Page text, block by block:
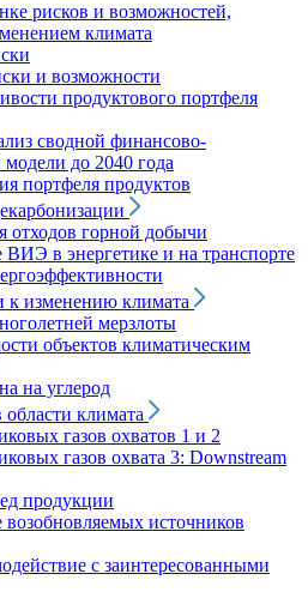
рисков и возможностей,
климата
и возможности
продуктового портфеля
сводной финансово-
до 2040 года
портфеля продуктов
отходов горной добычи
ВИЭ в энергетике и на транспорте
к изменению климата
мерзлоты
объектов климатическим
на углерод
климата
газов охватов 1 и 2
газов охвата 3: Downstream
продукции
возобновляемых источников
с заинтересованными